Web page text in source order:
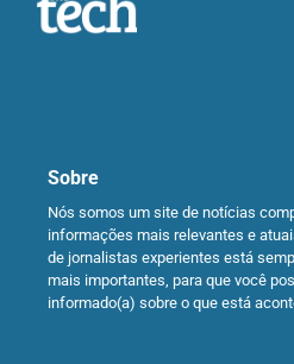
Sobre
Nós somos um site de notícias
informações mais relevantes e
de jornalistas experientes está
mais importantes, para que você
informado(a) sobre o que está